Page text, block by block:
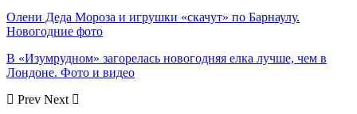
Олени Деда Мороза и игрушки «скачут» по Барнаулу.
Новогодние фото
В «Изумрудном» загорелась новогодняя елка лучше, чем в
Лондоне. Фото и видео
Prev Next